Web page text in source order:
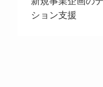
ション支援